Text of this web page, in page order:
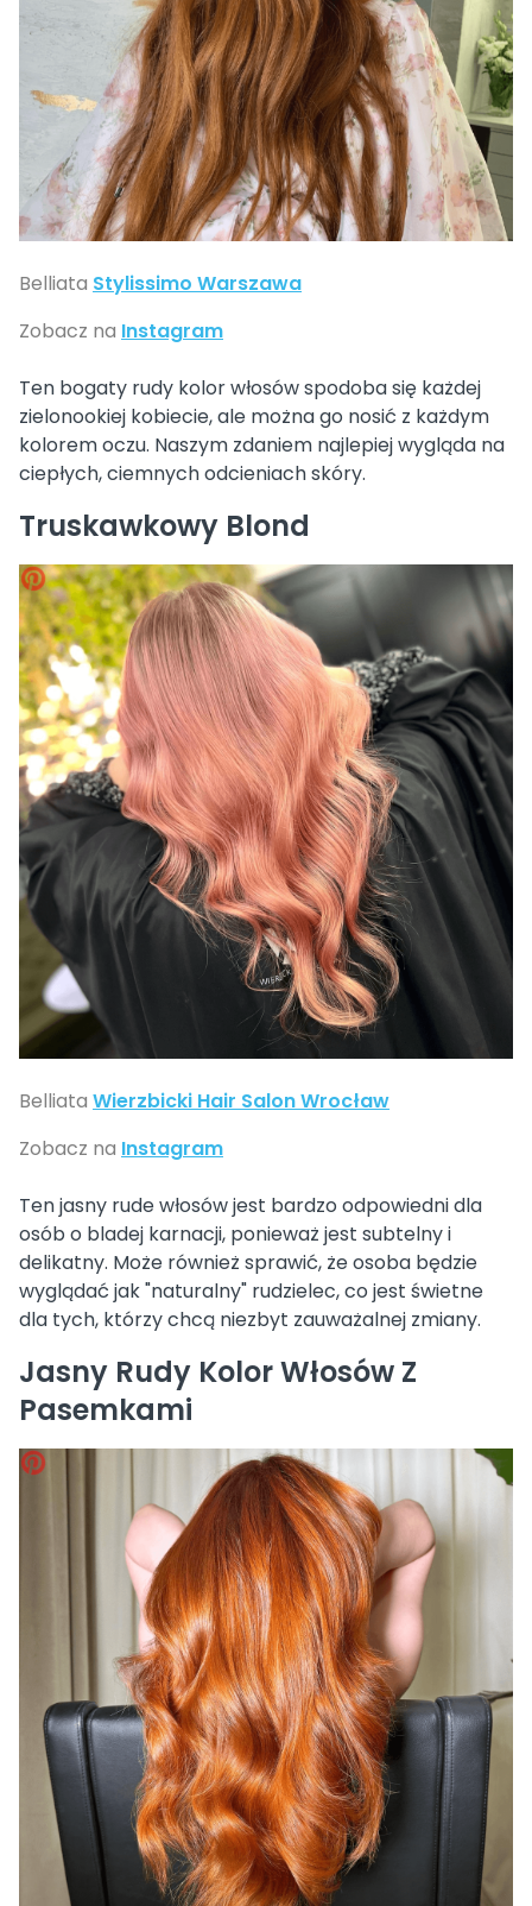
Belliata Stylissimo Warszawa
Zobacz na Instagram
Ten bogaty rudy kolor włosów spodoba się każdej
zielonookiej kobiecie, ale można go nosić z każdym
kolorem oczu. Naszym zdaniem najlepiej wygląda na
ciepłych, ciemnych odcieniach skóry.
Truskawkowy Blond
Belliata Wierzbicki Hair Salon Wrocław
Zobacz na Instagram
Ten jasny rude włosów jest bardzo odpowiedni dla
osób o bladej karnacji, ponieważ jest subtelny i
delikatny. Może również sprawić, że osoba będzie
wyglądać jak "naturalny" rudzielec, co jest świetne
dla tych, którzy chcą niezbyt zauważalnej zmiany.
Jasny Rudy Kolor Włosów Z
Pasemkami